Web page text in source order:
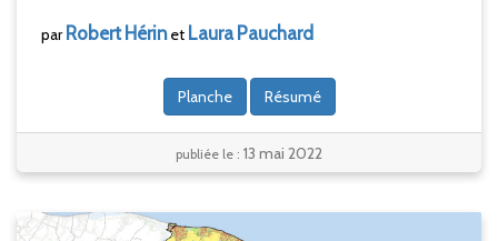
par Robert Hérinet Laura Pauchard
Planche Résumé
publiée le : 13 mai 2022